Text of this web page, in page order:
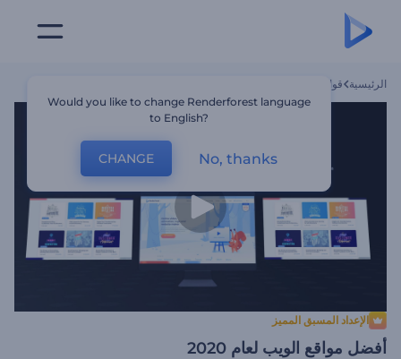
الرئيسية قوالب
الإعداد المسبق المميز
أفضل مواقع الويب لعام 2020
Would you like to change Renderforest language
to English?
CHANGE No, thanks